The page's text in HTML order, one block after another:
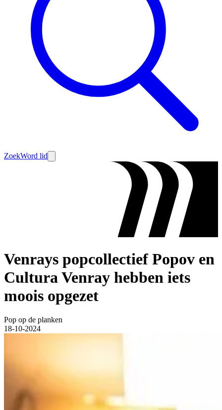
ZoekWord lid
Venrays popcollectief Popov en
Cultura Venray hebben iets
moois opgezet
Pop op de planken
18-10-2024